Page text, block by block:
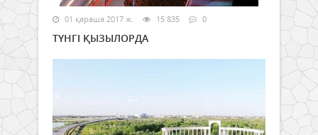
01 қараша 2017 ж. 15 835 0
ТҮНГІ ҚЫЗЫЛОРДА